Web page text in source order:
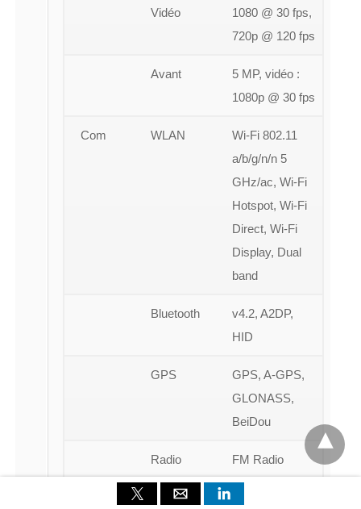
Vidéo
1080 @ 30 fps,
720p @ 120 fps
Avant
5 MP, vidéo :
1080p @ 30 fps
Com WLAN
Wi-Fi 802.11
a/b/g/n/n 5
GHz/ac, Wi-Fi
Hotspot, Wi-Fi
Direct, Wi-Fi
Display, Dual
band
Bluetooth
v4.2, A2DP,
HID
GPS
GPS, A-GPS,
GLONASS,
BeiDou
Radio FM Radio
USB